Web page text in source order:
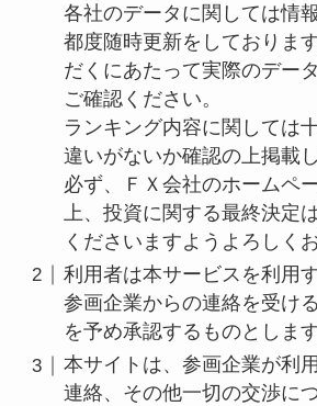
各社のデータに関しては情
都度随時更新をしておりま
だくにあたって実際のデー
ご確認ください。
ランキング内容に関しては
違いがないか確認の上掲載
必ず、ＦＸ会社のホームペ
上、投資に関する最終決定
くださいますようよろしく
利用者は本サービスを利用
参画企業からの連絡を受け
を予め承認するものとします
本サイトは、参画企業が利
連絡、その他一切の交渉に